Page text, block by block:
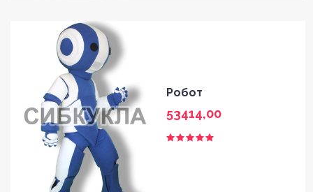
Робот
53414,00